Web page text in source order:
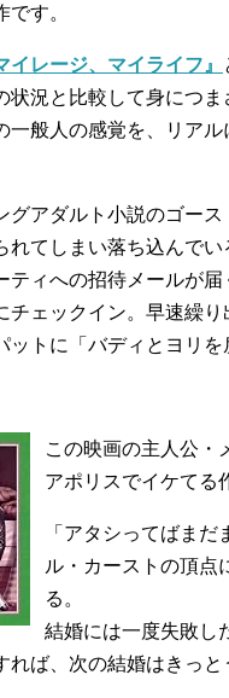
す。
イレージ、マイライフ』
状況と比較して身につま
一般人の感覚を、リア
グアダルト小説のゴー
れてしまい落ち込んで
ティへの招待メールが
チェックイン。早速繰
ットに「バディとヨリ
この映画の主人公・
アポリスでイケてる
「アタシってばま
ル・カーストの頂点
る。
結婚には一度失敗し
れば、次の結婚はきっと